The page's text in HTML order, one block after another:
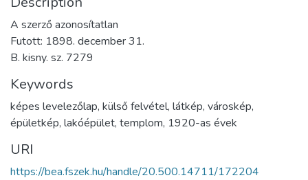
A szerző azonosítatlan
Futott: 1898. december 31.
B. kisny. sz. 7279
Keywords
képes levelezőlap, külső felvétel, látkép, városkép,
épületkép, lakóépület, templom, 1920-as évek
URI
https://bea.fszek.hu/handle/20.500.14711/172204